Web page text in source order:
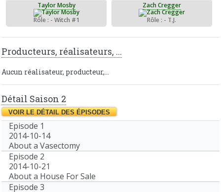
Taylor Mosby
Rôle : - Witch #1
Zach Cregger
Rôle : - T.J.
Producteurs, réalisateurs, ...
Aucun réalisateur, producteur,...
Détail Saison 2
Episode 1
2014-10-14
About a Vasectomy
Episode 2
2014-10-21
About a House For Sale
Episode 3